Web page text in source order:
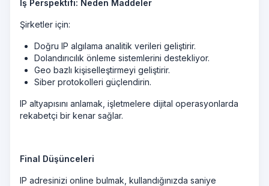
İş Perspektifi: Neden Maddeler
Şirketler için:
Doğru IP algılama analitik verileri geliştirir.
Dolandırıcılık önleme sistemlerini destekliyor.
Geo bazlı kişiselleştirmeyi geliştirir.
Siber protokolleri güçlendirin.
IP altyapısını anlamak, işletmelere dijital operasyonlarda
rekabetçi bir kenar sağlar.
Final Düşünceleri
IP adresinizi online bulmak, kullandığınızda saniye